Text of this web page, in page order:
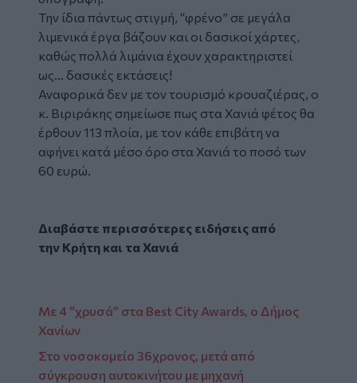
Την ίδια πάντως στιγμή, “φρένο” σε μεγάλα
λιμενικά έργα βάζουν και οι δασικοί χάρτες,
καθώς πολλά λιμάνια έχουν χαρακτηριστεί
ως… δασικές εκτάσεις!
Αναφορικά δεν με τον τουρισμό κρουαζιέρας, ο
κ. Βιριράκης σημείωσε πως στα Χανιά φέτος θα
έρθουν 113 πλοία, με τον κάθε επιβάτη να
αφήνει κατά μέσο όρο στα Χανιά το ποσό των
60 ευρώ.
Διαβάστε περισσότερες ειδήσεις από
την Κρήτη και τα Χανιά
Mε 4 “χρυσά” στα Best City Awards, ο Δήμος
Χανίων
Στο νοσοκομείο 36χρονος, μετά από
σύγκρουση αυτοκινήτου με μηχανή